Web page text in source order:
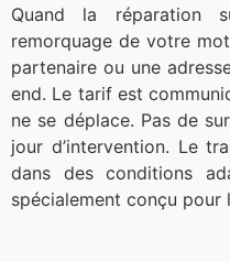
Quand la réparation
remorquage de votre
partenaire ou une
end. Le tarif est
ne se déplace. Pas de
jour d’intervention. Le
dans des conditions
spécialement conçu pour